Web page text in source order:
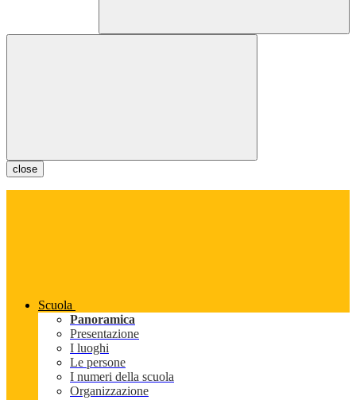
close
Scuola
Panoramica
Presentazione
I luoghi
Le persone
I numeri della scuola
Organizzazione